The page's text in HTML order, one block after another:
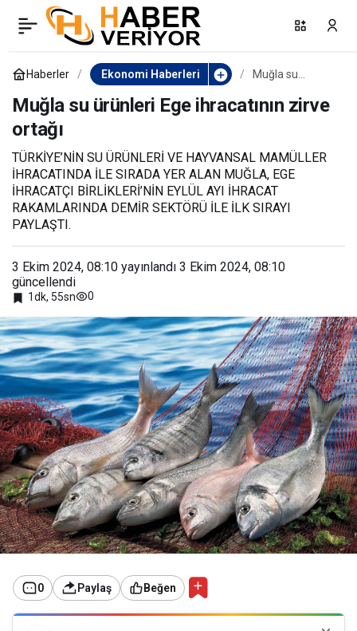
Haberler Ekonomi Haberleri
Muğla su
ihracatının zirve
ortağı
Muğla su ürünleri Ege ihracatının zirve
ortağı
TÜRKİYE’NİN SU ÜRÜNLERİ VE HAYVANSAL MAMÜLLER
İHRACATINDA İLE SIRADA YER ALAN MUĞLA, EGE
İHRACATÇI BİRLİKLERİ’NİN EYLÜL AYI İHRACAT
RAKAMLARINDA DEMİR SEKTÖRÜ İLE İLK SIRAYI
PAYLAŞTI.
3 Ekim 2024, 08:10 yayınlandı 3 Ekim 2024, 08:10
güncellendi
1dk, 55sn 0
0 Paylaş Beğen
Kütahya’da pancar hasadı
başladı
Paylaş